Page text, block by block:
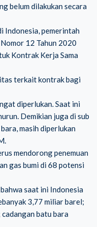
belum dilakukan secara
Indonesia, pemerintah
12 Tahun 2020
Kontrak Kerja Sama
terkait kontrak bagi
diperlukan. Saat ini
Demikian juga di sub
masih diperlukan
mendorong penemuan
gas bumi di 68 potensi
saat ini Indonesia
3,77 miliar barel;
batu bara